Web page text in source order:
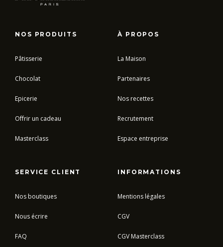
NOS PRODUITS
Pâtisserie
Chocolat
Epicerie
Offrir un cadeau
Masterclass
À PROPOS
La Maison
Partenaires
Nos recettes
Recrutement
Espace entreprise
SERVICE CLIENT
Nos boutiques
Nous écrire
FAQ
INFORMATIONS
Mentions légales
CGV
CGV Masterclass